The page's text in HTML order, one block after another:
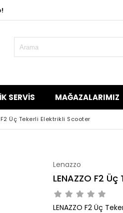
SERVIS MAĞAZALARIMIZ
F2 Üç Tekerli Elektrikli Scooter
Lenazzo
LENAZZO F2
LENAZZO F2 Üç